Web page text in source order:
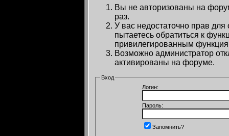
Вы не авторизованы на
раз.
У вас недостаточно прав
пытаетесь обратиться к
привилегированным
Возможно администратор
активированы на форуме.
Вход
Логин:
Пароль:
Запомнить?